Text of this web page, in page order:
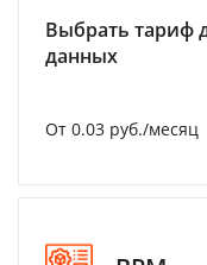
Выбрать тариф
данных
От 0.03 руб./месяц